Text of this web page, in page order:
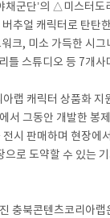
채군단’의 △미스터도
추얼 캐릭터로 탄탄
크, 미소 가득한 시그
틀 스튜디오 등 7개사
랩 캐릭터 상품화 지
서 그동안 개발한 봉
시 판매하며 현장에
으로 도약할 수 있는
충북콘텐츠코리아랩